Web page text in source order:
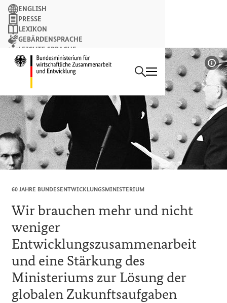
Startseite des
Suchbegriff
Suchen
ENGLISH
PRESSE
LEXIKON
GEBÄRDENSPRACHE
LEICHTE SPRACHE
NEWSLETTER
60 JAHRE BUNDESENTWICKLUNGSMINISTERIUM
Wir brauchen mehr und nicht
weniger
Entwicklungszusammenarbeit
und eine Stärkung des
Ministeriums zur Lösung der
globalen Zukunftsaufgaben